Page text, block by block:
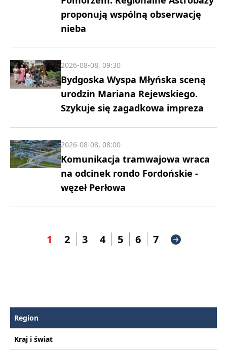
proponują wspólną obserwację
nieba
Bydgoska Wyspa Młyńska sceną
urodzin Mariana Rejewskiego.
Szykuje się zagadkowa impreza
2026-08-08, 09:30
Komunikacja tramwajowa wraca
na odcinek rondo Fordońskie -
węzeł Perłowa
2026-08-08, 08:00
1 2 3 4 5 6 7
Region
Kraj i świat